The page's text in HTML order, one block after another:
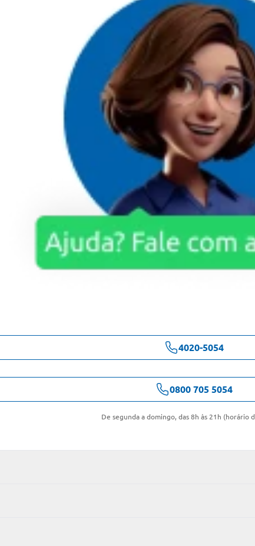
4020-5054
0800 705 5054
De segunda a domingo, das 8h às 21h (horário